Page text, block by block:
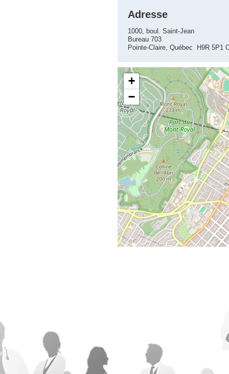
Adresse
1000, boul. Saint-Jean
Bureau 703
Pointe-Claire, Québec H9R 5P1
+
−